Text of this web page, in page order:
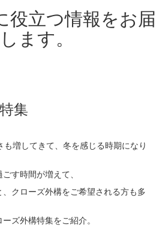
役立つ情報をお届
ます。
集
増してきて、冬を感じる時期になり
す時間が増えて、
クローズ外構をご希望される方も多
ズ外構特集をご紹介。